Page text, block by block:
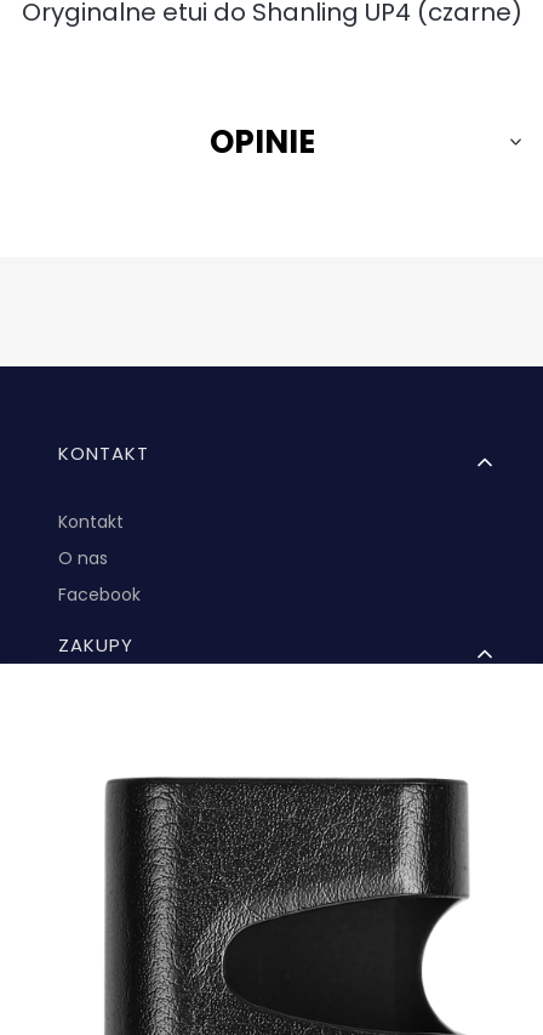
Oryginalne etui do Shanling UP4 (czarne)
OPINIE
Linki w stopce
KONTAKT
Kontakt
O nas
Facebook
ZAKUPY
Regulamin Zakupów
Reklamacje
MOJE KONTO
Logowanie
Moje zamówienia
Ustawienia konta